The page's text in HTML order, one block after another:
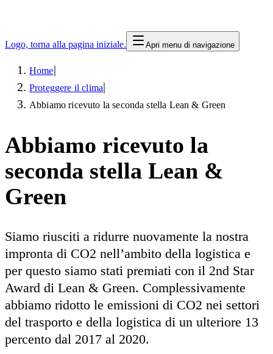
Logo, torna alla pagina iniziale. Apri menu di navigazione
Home|
Proteggere il clima|
Abbiamo ricevuto la seconda stella Lean & Green
Abbiamo ricevuto la
seconda stella Lean &
Green
Siamo riusciti a ridurre nuovamente la nostra
impronta di CO2 nell’ambito della logistica e
per questo siamo stati premiati con il 2nd Star
Award di Lean & Green. Complessivamente
abbiamo ridotto le emissioni di CO2 nei settori
del trasporto e della logistica di un ulteriore 13
percento dal 2017 al 2020.